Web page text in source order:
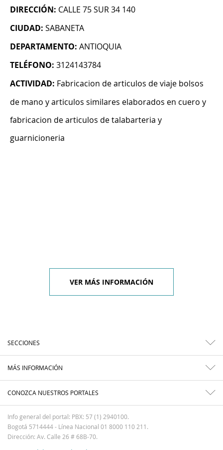
DIRECCIÓN: CALLE 75 SUR 34 140
CIUDAD: SABANETA
DEPARTAMENTO: ANTIOQUIA
TELÉFONO: 3124143784
ACTIVIDAD: Fabricacion de articulos de viaje bolsos
de mano y articulos similares elaborados en cuero y
fabricacion de articulos de talabarteria y
guarnicioneria
VER MÁS INFORMACIÓN
SECCIONES
MÁS INFORMACIÓN
CONOZCA NUESTROS PORTALES
Info general del portal: PBX: 57 (1) 2940100.
Bogotá 5714444 - Línea Nacional 01 8000 110 211.
Dirección: Av. Calle 26 # 68B-70.